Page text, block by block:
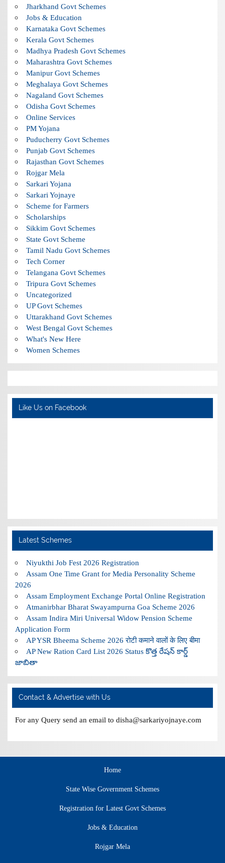
Jharkhand Govt Schemes
Jobs & Education
Karnataka Govt Schemes
Kerala Govt Schemes
Madhya Pradesh Govt Schemes
Maharashtra Govt Schemes
Manipur Govt Schemes
Meghalaya Govt Schemes
Nagaland Govt Schemes
Odisha Govt Schemes
Online Services
PM Yojana
Puducherry Govt Schemes
Punjab Govt Schemes
Rajasthan Govt Schemes
Rojgar Mela
Sarkari Yojana
Sarkari Yojnaye
Scheme for Farmers
Scholarships
Sikkim Govt Schemes
State Govt Scheme
Tamil Nadu Govt Schemes
Tech Corner
Telangana Govt Schemes
Tripura Govt Schemes
Uncategorized
UP Govt Schemes
Uttarakhand Govt Schemes
West Bengal Govt Schemes
What's New Here
Women Schemes
Like Us on Facebook
Latest Schemes
Niyukthi Job Fest 2026 Registration
Assam One Time Grant for Media Personality Scheme
2026
Assam Employment Exchange Portal Online Registration
Atmanirbhar Bharat Swayampurna Goa Scheme 2026
Assam Indira Miri Universal Widow Pension Scheme
Application Form
AP YSR Bheema Scheme 2026 रोटी कमाने वालों के लिए बीमा
AP New Ration Card List 2026 Status కొత్త రేషన్ కార్డ్
జాబితా
Contact & Advertise with Us
For any Query send an email to disha@sarkariyojnaye.com
Home
State Wise Government Schemes
Registration for Latest Govt Schemes
Jobs & Education
Rojgar Mela